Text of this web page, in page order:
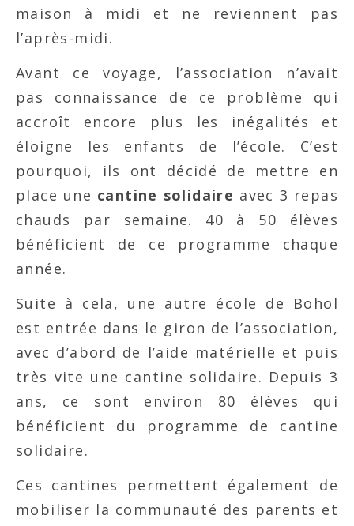
maison à midi et ne reviennent pas
l’après-midi.
Avant ce voyage, l’association n’avait
pas connaissance de ce problème qui
accroît encore plus les inégalités et
éloigne les enfants de l’école. C’est
pourquoi, ils ont décidé de mettre en
place une cantine solidaire avec 3 repas
chauds par semaine. 40 à 50 élèves
bénéficient de ce programme chaque
année.
Suite à cela, une autre école de Bohol
est entrée dans le giron de l’association,
avec d’abord de l’aide matérielle et puis
très vite une cantine solidaire. Depuis 3
ans, ce sont environ 80 élèves qui
bénéficient du programme de cantine
solidaire.
Ces cantines permettent également de
mobiliser la communauté des parents et